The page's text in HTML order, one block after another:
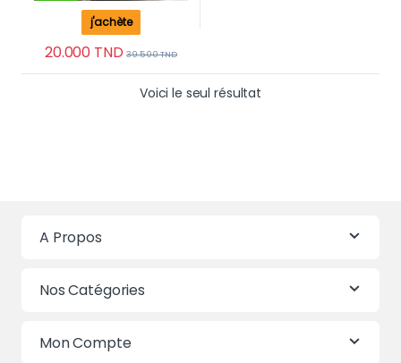
20.000 TND 39.500TND
j'achète
Voici le seul résultat
A Propos
Nos Catégories
Mon Compte